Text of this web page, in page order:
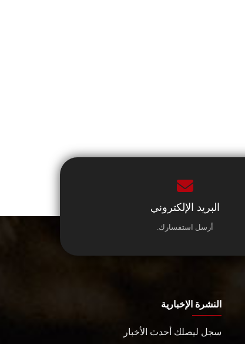
البريد الإلكتروني
أرسل استفسارك.
النشرة الإخبارية
سجل ليصلك أحدث الأخبار